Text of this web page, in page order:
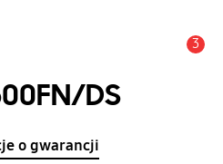
3
DS
o gwarancji